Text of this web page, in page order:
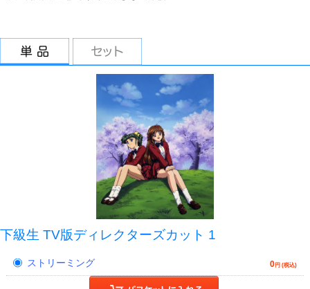
下級生 TV版ディレクターズカット 1
ストリーミング 0円 (税込)